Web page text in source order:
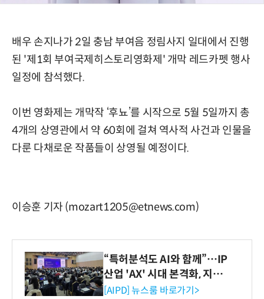
배우 손지나가 2일 충남 부여음 정림사지 일대에서 진행
된 '제1회 부여국제히스토리영화제' 개막 레드카펫 행사
일정에 참석했다.
이번 영화제는 개막작 ‘후뇨’를 시작으로 5월 5일까지 총
4개의 상영관에서 약 60회에 걸쳐 역사적 사건과 인물을
다룬 다채로운 작품들이 상영될 예정이다.
이승훈 기자 (mozart1205@etnews.com)
“특허분석도 AI와 함께”…IP
산업 'AX' 시대 본격화, 지식
재산처 1호 AI IP데이터분석
[AIPD] 뉴스룸 바로가기>